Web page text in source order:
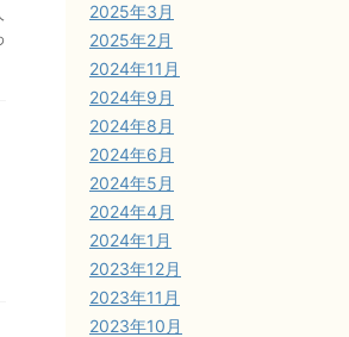
2025年3月
2025年2月
2024年11月
2024年9月
2024年8月
2024年6月
2024年5月
2024年4月
2024年1月
2023年12月
2023年11月
2023年10月